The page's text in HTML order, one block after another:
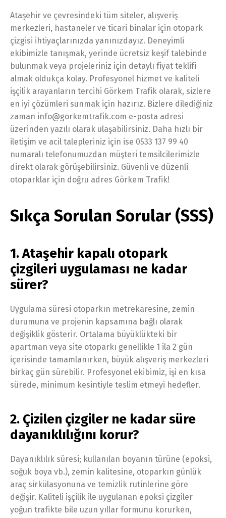
Ataşehir ve çevresindeki tüm siteler, alışveriş
merkezleri, hastaneler ve ticari binalar için otopark
çizgisi ihtiyaçlarınızda yanınızdayız. Deneyimli
ekibimizle tanışmak, yerinde ücretsiz keşif talebinde
bulunmak veya projeleriniz için detaylı fiyat teklifi
almak oldukça kolay. Profesyonel hizmet ve kaliteli
işçilik arayanların tercihi Görkem Trafik olarak, sizlere
en iyi çözümleri sunmak için hazırız. Bizlere dilediğiniz
zaman info@gorkemtrafik.com e-posta adresi
üzerinden yazılı olarak ulaşabilirsiniz. Daha hızlı bir
iletişim ve acil talepleriniz için ise 0533 137 99 40
numaralı telefonumuzdan müşteri temsilcilerimizle
direkt olarak görüşebilirsiniz. Güvenli ve düzenli
otoparklar için doğru adres Görkem Trafik!
Sıkça Sorulan Sorular (SSS)
1. Ataşehir kapalı otopark
çizgileri uygulaması ne kadar
sürer?
Uygulama süresi otoparkın metrekaresine, zemin
durumuna ve projenin kapsamına bağlı olarak
değişiklik gösterir. Ortalama büyüklükteki bir
apartman veya site otoparkı genellikle 1 ila 2 gün
içerisinde tamamlanırken, büyük alışveriş merkezleri
birkaç gün sürebilir. Profesyonel ekibimiz, işi en kısa
sürede, minimum kesintiyle teslim etmeyi hedefler.
2. Çizilen çizgiler ne kadar süre
dayanıklılığını korur?
Dayanıklılık süresi; kullanılan boyanın türüne (epoksi,
soğuk boya vb.), zemin kalitesine, otoparkın günlük
araç sirkülasyonuna ve temizlik rutinlerine göre
değişir. Kaliteli işçilik ile uygulanan epoksi çizgiler
yoğun trafikte bile uzun yıllar formunu korurken,